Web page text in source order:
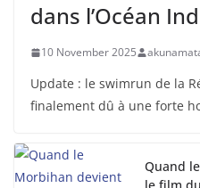
dans l’Océan
10 November 2025
Update : le swimrun de la
finalement dû à une forte
Quand
le film